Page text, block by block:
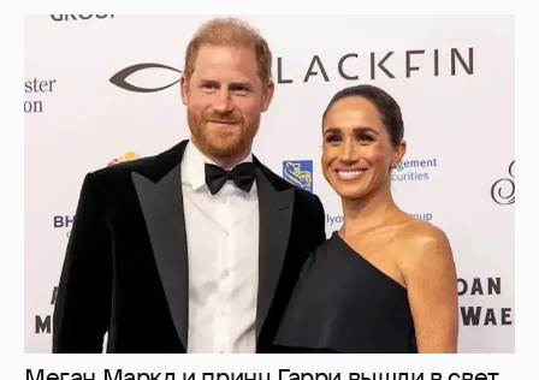
Меган Маркл и принц Гарри вышли в свет
в Канаде